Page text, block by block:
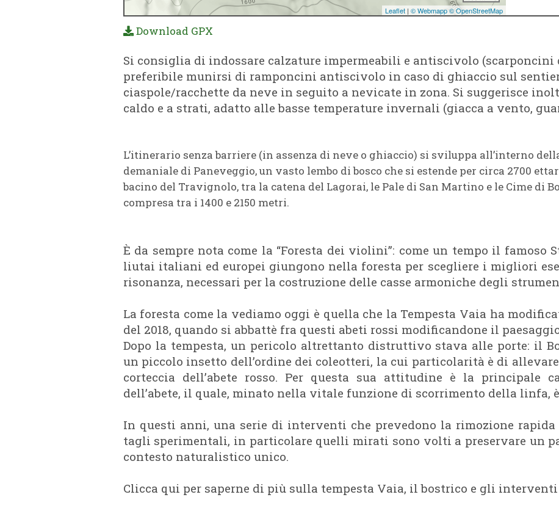
Download GPX
Si consiglia di indossare calzature impermeabili e antiscivolo (scarponcini
preferibile munirsi di ramponcini antiscivolo in caso di ghiaccio sul
ciaspole/racchette da neve in seguito a nevicate in zona. Si suggerisce
caldo e a strati, adatto alle basse temperature invernali (giacca a vento,
L’itinerario senza barriere (in assenza di neve o ghiaccio) si sviluppa all’interno
demaniale di Paneveggio, un vasto lembo di bosco che si estende per circa 2700
bacino del Travignolo, tra la catena del Lagorai, le Pale di San Martino e le Cime di
compresa tra i 1400 e 2150 metri.
È da sempre nota come la “Foresta dei violini”: come un tempo il
liutai italiani ed europei giungono nella foresta per scegliere i migliori
risonanza, necessari per la costruzione delle casse armoniche degli
La foresta come la vediamo oggi è quella che la Tempesta Vaia ha
del 2018, quando si abbattè fra questi abeti rossi modificandone il
Dopo la tempesta, un pericolo altrettanto distruttivo stava alle porte: il
un piccolo insetto dell’ordine dei coleotteri, la cui particolarità è di
corteccia dell’abete rosso. Per questa sua attitudine è la principale
dell’abete, il quale, minato nella vitale funzione di scorrimento della linfa,
In questi anni, una serie di interventi che prevedono la rimozione
tagli sperimentali, in particolare quelli mirati sono volti a preservare un
contesto naturalistico unico.
Clicca qui per saperne di più sulla tempesta Vaia, il bostrico e gli